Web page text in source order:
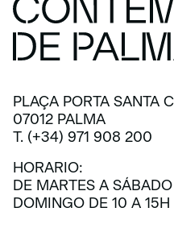
PLAÇA PORTA SANTA
07012 PALMA
T. (+34) 971 908 200
HORARIO:
DE MARTES A
DOMINGO DE 10 A 15H